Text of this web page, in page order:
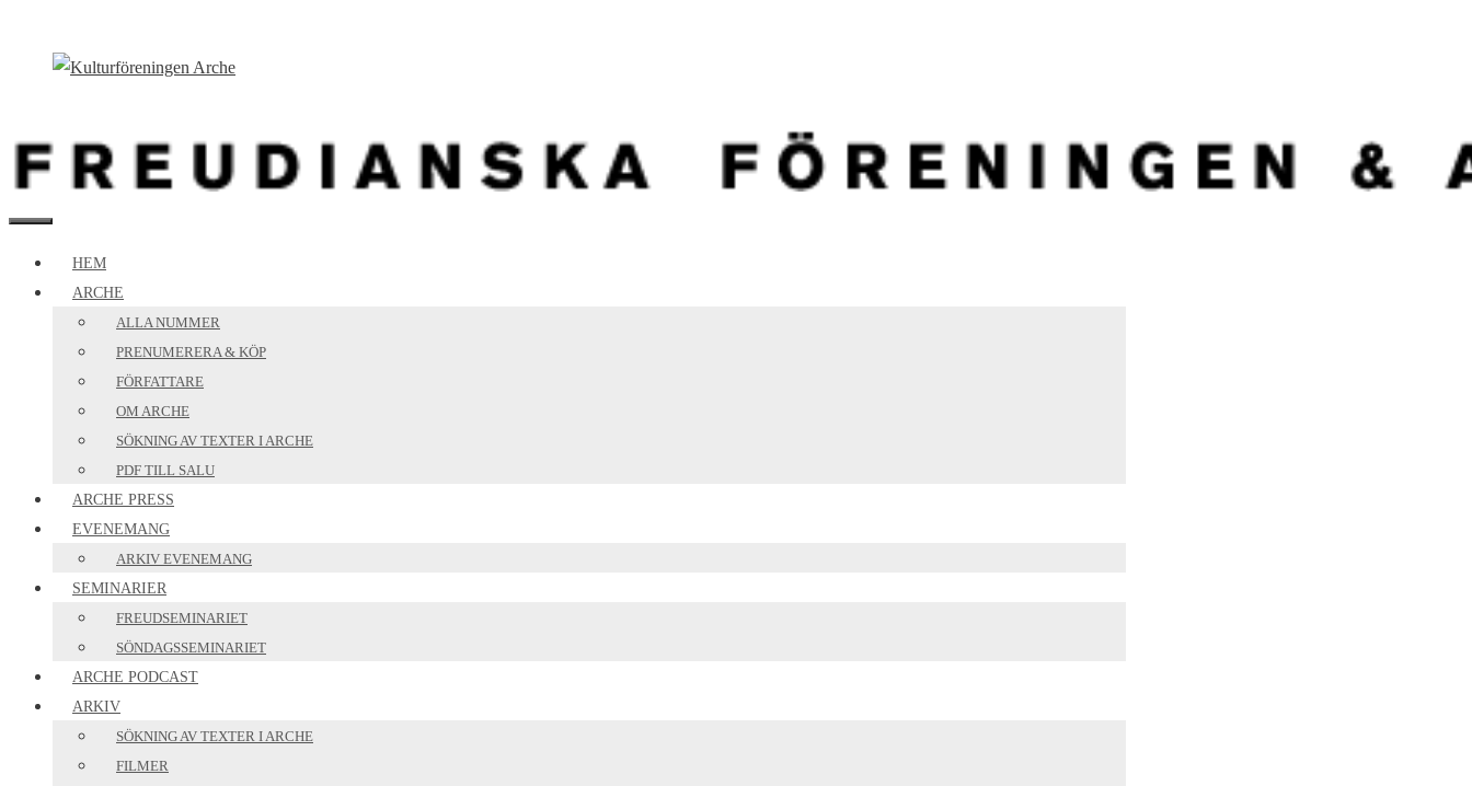
MENY
HEM
ARCHE
ALLA NUMMER
PRENUMERERA & KÖP
FÖRFATTARE
OM ARCHE
SÖKNING AV TEXTER I ARCHE
PDF TILL SALU
ARCHE PRESS
EVENEMANG
ARKIV EVENEMANG
SEMINARIER
FREUDSEMINARIET
SÖNDAGSSEMINARIET
ARCHE PODCAST
ARKIV
SÖKNING AV TEXTER I ARCHE
FILMER